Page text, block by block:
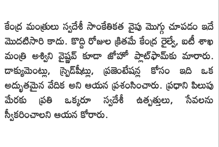
కేంద్ర మంత్రులు స్వదేశీ సాంకేతికత వైపు మొగ్గు చూపడం ఇదే
మొదటిసారి కాదు. కొద్ది రోజుల క్రితమే కేంద్ర రైల్వే, ఐటీ శాఖ
మంత్రి అశ్విని వైష్ణవ్ కూడా జోహో ప్లాట్‌ఫామ్‌కు మారారు.
డాక్యుమెంట్లు, స్ప్రెడ్‌షీట్లు, ప్రజెంటేషన్ల కోసం ఇది ఒక
అద్భుతమైన వేదిక అని ఆయన ప్రశంసించారు. ప్రధాని పిలుపు
మేరకు ప్రతి ఒక్కరూ స్వదేశీ ఉత్పత్తులు, సేవలను
స్వీకరించాలని ఆయన కోరారు.